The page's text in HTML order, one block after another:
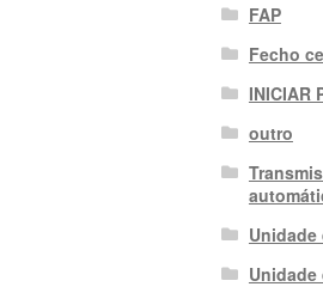
FAP
Fecho
INICIAR
outro
Unidade
Unidade